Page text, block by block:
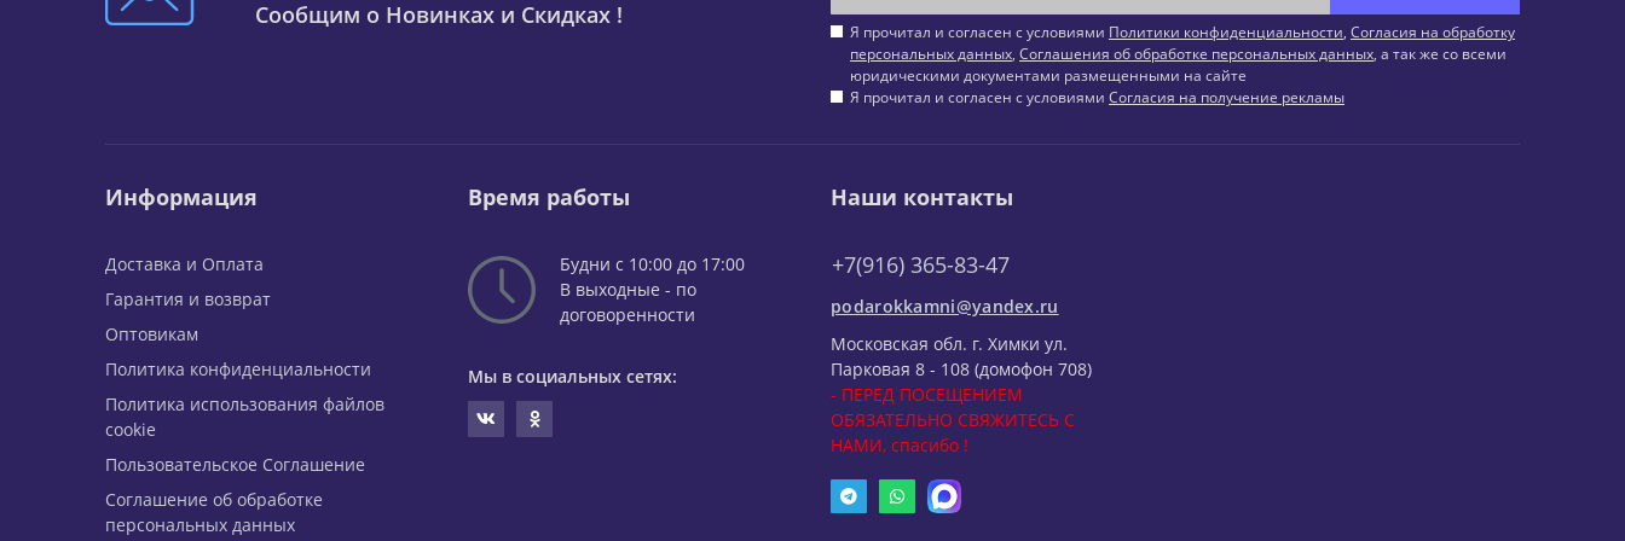
Сообщим о Новинках и Скидках !
Я прочитал и согласен с условиями Политики конфиденциальности, Согласия на обработку
персональных данных, Соглашения об обработке персональных данных, а так же со всеми
юридическими документами размещенными на сайте
Я прочитал и согласен с условиями Согласия на получение рекламы
Информация
Доставка и Оплата
Гарантия и возврат
Оптовикам
Политика конфиденциальности
Политика использования файлов
cookie
Пользовательское Соглашение
Соглашение об обработке
персональных данных
Время работы
Будни с 10:00 до 17:00
В выходные - по
договоренности
Мы в социальных сетях:
Наши контакты
+7(916) 365-83-47
podarokkamni@yandex.ru
Московская обл. г. Химки ул.
Парковая 8 - 108 (домофон 708)
- ПЕРЕД ПОСЕЩЕНИЕМ
ОБЯЗАТЕЛЬНО СВЯЖИТЕСЬ С
НАМИ, спасибо !